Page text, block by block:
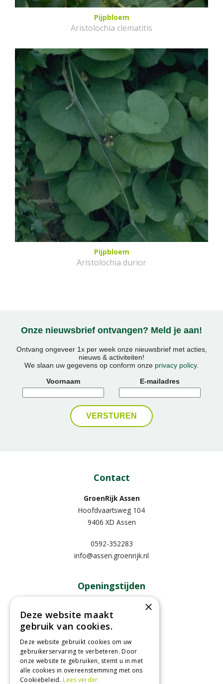
Pijpbloem
Aristolochia clematitis
Pijpbloem
Aristolochia durior
Onze nieuwsbrief ontvangen? Meld je aan!
Ontvang ongeveer 1x per week onze nieuwsbrief met acties,
nieuws & activiteiten!
We slaan uw gegevens op conform onze privacy policy.
Voornaam
E-mailadres
Contact
GroenRijk Assen
Hoofdvaartsweg 104
9406 XD Assen
0592-352283
info@assen.groenrijk.nl
Openingstijden
09:00 - 18:00
Dinsdag
Woensdag
Donderdag
09:00 - 18:00
Vrijdag
09:00 - 18:00
Zaterdag
09:00 - 17:00
×
Deze website maakt
gebruik van cookies.
Deze website gebruikt cookies om uw
gebruikerservaring te verbeteren. Door
onze website te gebruiken, stemt u in met
alle cookies in overeenstemming met ons
Cookiebeleid.Lees verder